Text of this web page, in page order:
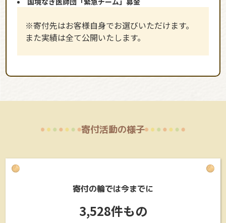
※寄付先はお客様自身でお選びいただけます。
また実績は全て公開いたします。
寄付活動の様子
寄付の輪では今までに
3,528件もの